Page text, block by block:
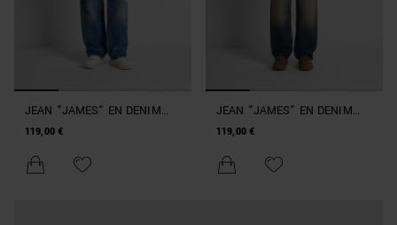
JEAN "JAMES" EN DENIM
BLEU WIDE LEG
119,00 €
JEAN "JAMES" EN DENIM
BLEU WIDE LEG
119,00 €